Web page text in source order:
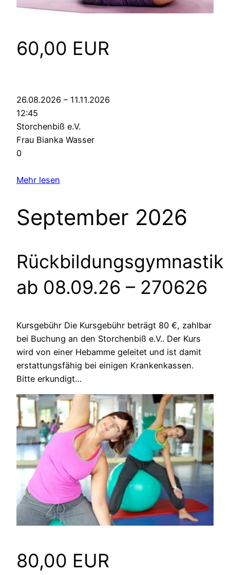
60,00 EUR
26.08.2026 – 11.11.2026
12:45
Storchenbiß e.V.
Frau Bianka Wasser
0
Mehr lesen
September 2026
Rückbildungsgymnastik
ab 08.09.26 – 270626
Kursgebühr Die Kursgebühr beträgt 80 €, zahlbar
bei Buchung an den Storchenbiß e.V.. Der Kurs
wird von einer Hebamme geleitet und ist damit
erstattungsfähig bei einigen Krankenkassen.
Bitte erkundigt…
80,00 EUR